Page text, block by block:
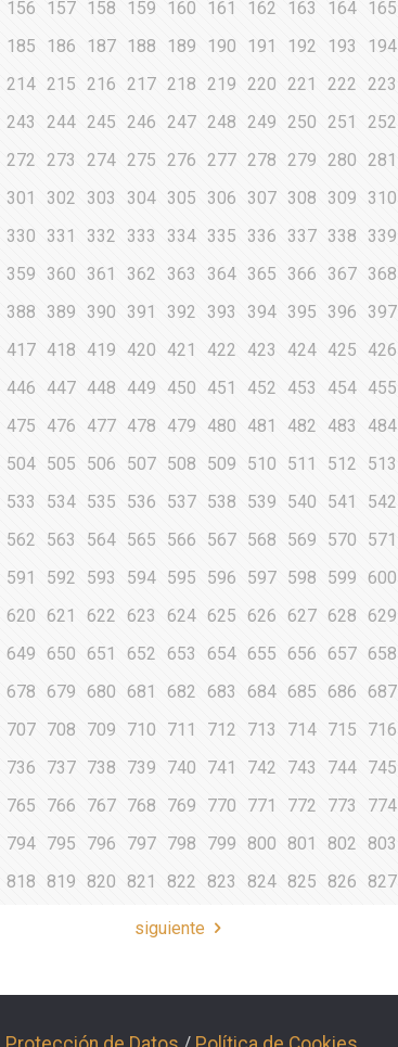
156 157 158 159 160 161 162 163 164 165
185 186 187 188 189 190 191 192 193 194
214 215 216 217 218 219 220 221 222 223
243 244 245 246 247 248 249 250 251 252
272 273 274 275 276 277 278 279 280 281
301 302 303 304 305 306 307 308 309 310
330 331 332 333 334 335 336 337 338 339
359 360 361 362 363 364 365 366 367 368
388 389 390 391 392 393 394 395 396 397
417 418 419 420 421 422 423 424 425 426
446 447 448 449 450 451 452 453 454 455
475 476 477 478 479 480 481 482 483 484
504 505 506 507 508 509 510 511 512 513
533 534 535 536 537 538 539 540 541 542
562 563 564 565 566 567 568 569 570 571
591 592 593 594 595 596 597 598 599 600
620 621 622 623 624 625 626 627 628 629
649 650 651 652 653 654 655 656 657 658
678 679 680 681 682 683 684 685 686 687
707 708 709 710 711 712 713 714 715 716
736 737 738 739 740 741 742 743 744 745
765 766 767 768 769 770 771 772 773 774
794 795 796 797 798 799 800 801 802 803
818 819 820 821 822 823 824 825 826 827
siguiente